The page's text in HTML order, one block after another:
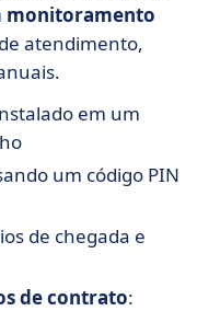
monitoramento
atendimento,
em um
um código PIN
de chegada e
de contrato: